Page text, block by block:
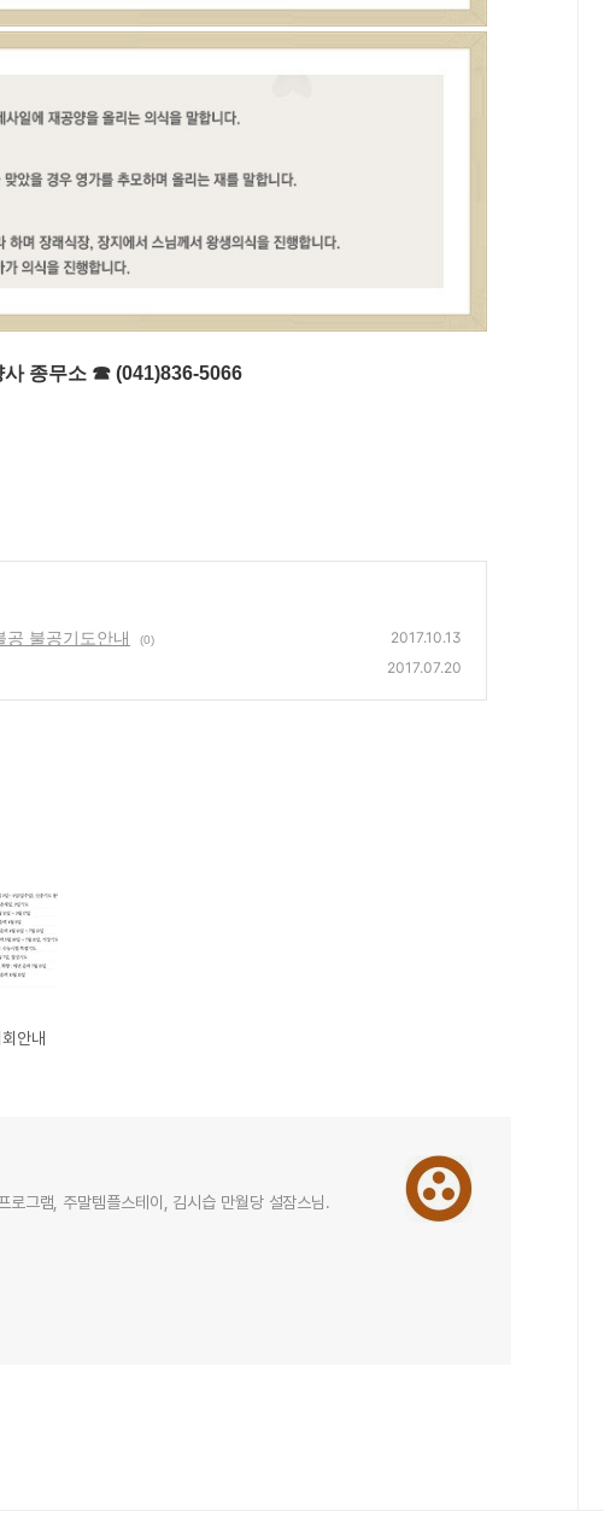
사 종무소 ☎ (041)836-5066
불공기도안내 (0) 2017.10.13
2017.07.20
안내
그램, 주말템플스테이, 김시습 만월당 설잠스님.